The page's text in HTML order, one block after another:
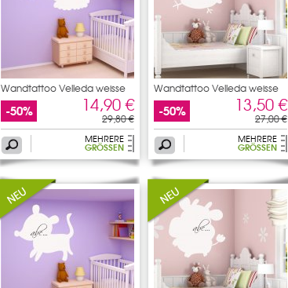
Wandtattoo Velleda weisse
-50% 14,90 €
29,80 €
MEHRERE
GRÖSSEN
Wandtattoo Velleda weisse
-50% 13,50 €
27,00 €
MEHRERE
GRÖSSEN